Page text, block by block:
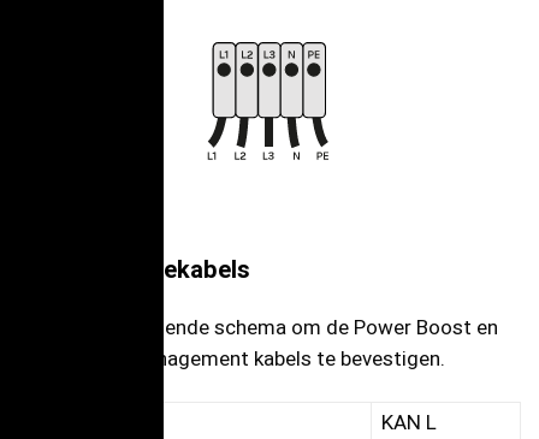
Communicatiekabels
Gebruik het volgende schema om de Power Boost en
Static Load Management kabels te bevestigen.
KAN L